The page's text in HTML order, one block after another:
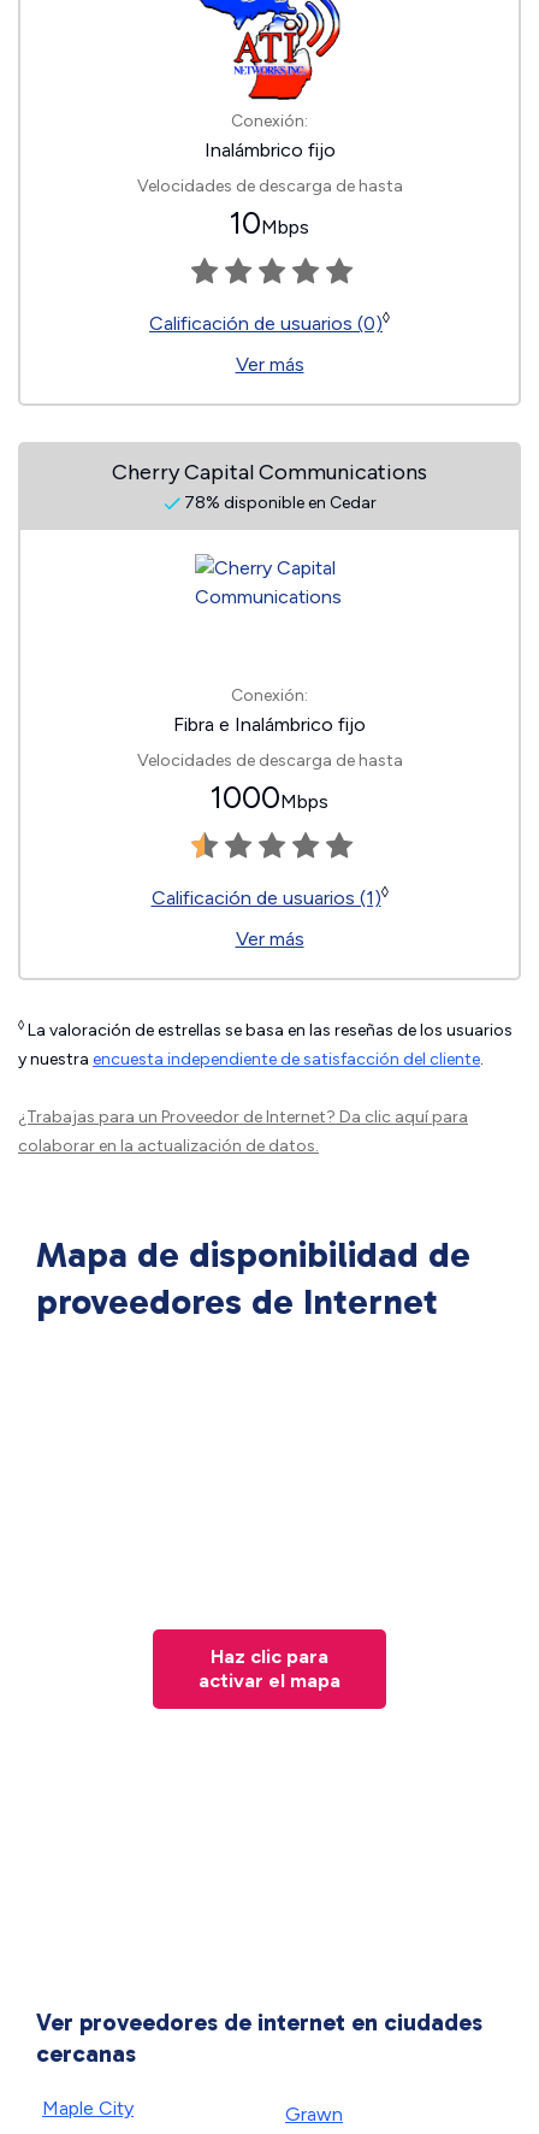
Conexión:
Inalámbrico fijo
Velocidades de descarga de hasta
10Mbps
Calificación de usuarios (0)◊
Ver más
Cherry Capital Communications
78% disponible en Cedar
Conexión:
Fibra e Inalámbrico fijo
Velocidades de descarga de hasta
1000Mbps
Calificación de usuarios (1)◊
Ver más
◊ La valoración de estrellas se basa en las reseñas de los usuarios
y nuestra encuesta independiente de satisfacción del cliente.
¿Trabajas para un Proveedor de Internet? Da clic aquípara
colaborar en la actualización de datos.
Mapa de disponibilidad de
proveedores de Internet
Haz clic para
activar el mapa
Ver proveedores de internet en ciudades
cercanas
Maple City Grawn